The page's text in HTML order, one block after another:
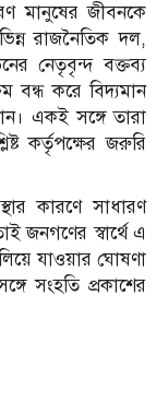
মানুষের জীবনকে
রাজনৈতিক দল,
নেতৃবৃন্দ বক্তব্য
বন্ধ করে বিদ্যমান
একই সঙ্গে তারা
কর্তৃপক্ষের জরুরি
কারণে সাধারণ
জনগণের স্বার্থে এ
যাওয়ার ঘোষণা
সংহতি প্রকাশের